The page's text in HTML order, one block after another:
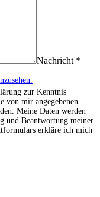
Nachricht *
zur Kenntnis
von mir angegebenen
Meine Daten werden
und Beantwortung meiner
erkläre ich mich